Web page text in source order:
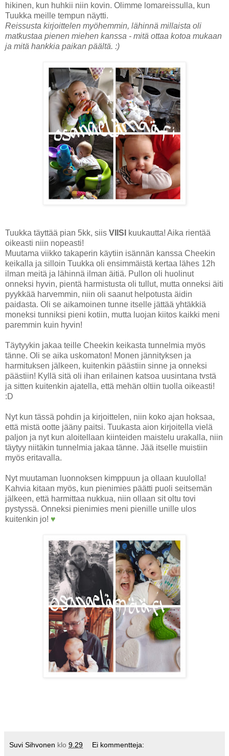
hikinen, kun huhkii niin kovin. Olimme lomareissulla, kun
Tuukka meille tempun näytti.
Reissusta kirjoittelen myöhemmin, lähinnä millaista oli
matkustaa pienen miehen kanssa - mitä ottaa kotoa mukaan
ja mitä hankkia paikan päältä. :)
Tuukka täyttää pian 5kk, siis VIISI
kuukautta! Aika rientää
oikeasti niin nopeasti!
Muutama viikko takaperin käytiin isännän kanssa Cheekin
keikalla ja silloin Tuukka oli ensimmäistä kertaa lähes 12h
ilman meitä ja lähinnä ilman äitiä. Pullon oli huolinut
onneksi hyvin, pientä harmistusta oli tullut, mutta onneksi äiti
pyykkää harvemmin, niin oli saanut helpotusta äidin
paidasta. Oli se aikamoinen tunne itselle jättää yhtäkkiä
moneksi tunniksi pieni kotiin, mutta luojan kiitos kaikki meni
paremmin kuin hyvin!
Täytyykin jakaa teille Cheekin keikasta tunnelmia myös
tänne. Oli se aika uskomaton! Monen jännityksen ja
harmituksen jälkeen, kuitenkin päästiin sinne ja onneksi
päästiin! Kyllä sitä oli ihan erilainen katsoa uusintana tvstä
ja sitten kuitenkin ajatella, että mehän oltiin tuolla oikeasti!
:D
Nyt kun tässä pohdin ja kirjoittelen, niin koko ajan hoksaa,
että mistä ootte jääny paitsi. Tuukasta aion kirjoitella vielä
paljon ja nyt kun aloitellaan kiinteiden maistelu urakalla, niin
täytyy niitäkin tunnelmia jakaa tänne. Jää itselle muistiin
myös eritavalla.
Nyt muutaman luonnoksen kimppuun ja ollaan kuulolla!
Kahvia kitaan myös, kun pienimies päätti puoli seitsemän
jälkeen, että harmittaa nukkua, niin ollaan sit oltu tovi
pystyssä. Onneksi pienimies meni pienille unille ulos
kuitenkin jo! ♥
Suvi Sihvonen klo 9.29 Ei kommentteja: